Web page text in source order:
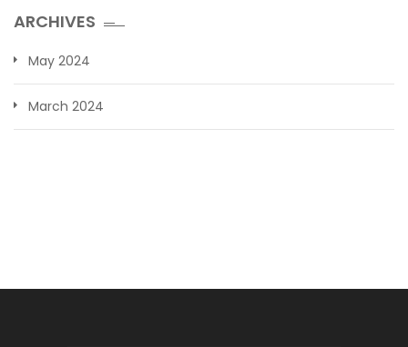
ARCHIVES
May 2024
March 2024